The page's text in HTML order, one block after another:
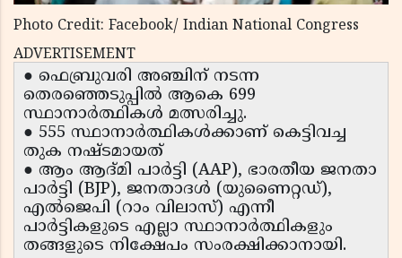
Photo Credit: Facebook/ Indian National Congress
ADVERTISEMENT
● ഫെബ്രുവരി അഞ്ചിന് നടന്ന
തെരഞ്ഞെടുപ്പിൽ ആകെ 699
സ്ഥാനാർത്ഥികൾ മത്സരിച്ചു.
● 555 സ്ഥാനാർത്ഥികൾക്കാണ് കെട്ടിവച്ച
തുക നഷ്ടമായത്
● ആം ആദ്‌മി പാർട്ടി (AAP), ഭാരതീയ ജനതാ
പാർട്ടി (BJP), ജനതാദൾ (യുണൈറ്റഡ്),
എൽജെപി (റാം വിലാസ്) എന്നീ
പാർട്ടികളുടെ എല്ലാ സ്ഥാനാർത്ഥികളും
തങ്ങളുടെ നിക്ഷേപം സംരക്ഷിക്കാനായി.